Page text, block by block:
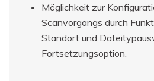
Möglichkeit zur
Scanvorgangs durch
Standort und
Fortsetzungsoption.